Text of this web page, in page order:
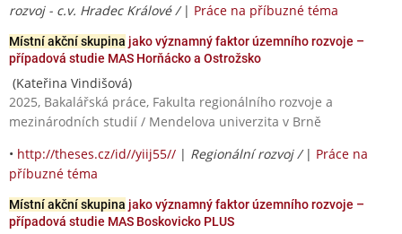
rozvoj - c.v. Hradec Králové / | Práce na příbuzné téma
Místní akční skupina jako významný faktor územního rozvoje –
případová studie MAS Horňácko a Ostrožsko
(Kateřina Vindišová)
2025, Bakalářská práce, Fakulta regionálního rozvoje a
mezinárodních studií / Mendelova univerzita v Brně
• http://theses.cz/id//yiij55// | Regionální rozvoj / | Práce na
příbuzné téma
Místní akční skupina jako významný faktor územního rozvoje –
případová studie MAS Boskovicko PLUS